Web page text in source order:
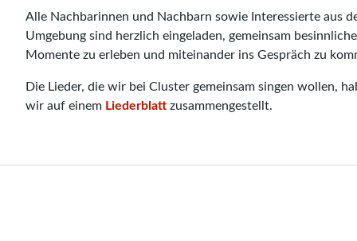
Alle Nachbarinnen und Nachbarn sowie Interessierte aus
Umgebung sind herzlich eingeladen, gemeinsam besinnliche
Momente zu erleben und miteinander ins Gespräch zu
Die Lieder, die wir bei Cluster gemeinsam singen wollen,
wir auf einem Liederblatt zusammengestellt.